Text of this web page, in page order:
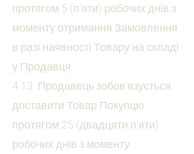
протягом 5 (п’яти) робочих днів з
моменту отримання Замовлення
в разі наявності Товару на складі
у Продавця.
4.13. Продавець зобов’язується
доставити Товар Покупцю
протягом 25 (двадцяти п’яти)
робочих днів з моменту